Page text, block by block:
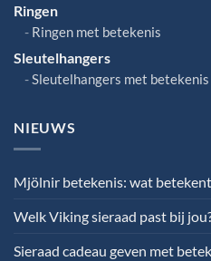
Ringen
Ringen met betekenis
Sleutelhangers
Sleutelhangers met betekenis
NIEUWS
Mjölnir betekenis: wat betekent
Welk Viking sieraad past bij
Sieraad cadeau geven met